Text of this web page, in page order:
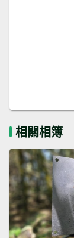
相關相簿